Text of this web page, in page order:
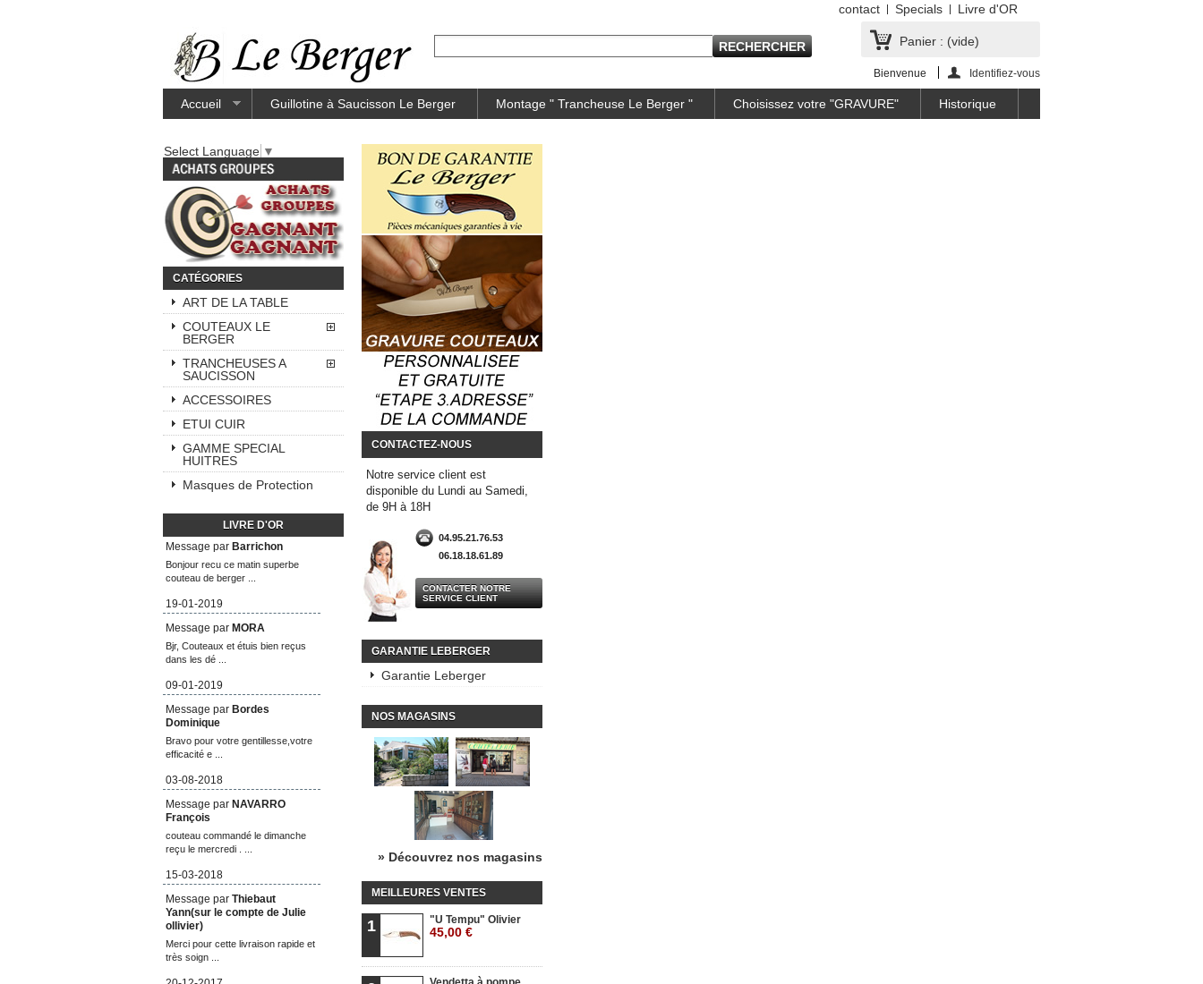
contact Specials Livre d'OR
Panier : (vide)
Bienvenue Identifiez-vous
Accueil Guillotine à Saucisson Le Berger Montage " Trancheuse Le Berger " Choisissez votre "GRAVURE" Historique
Select Language ▼
CATÉGORIES
ART DE LA TABLE
COUTEAUX LE
BERGER
TRANCHEUSES A
SAUCISSON
ACCESSOIRES
ETUI CUIR
GAMME SPECIAL
HUITRES
Masques de Protection
LIVRE D'OR
Message par Barrichon
Bonjour recu ce matin superbe
couteau de berger ...
19-01-2019
Message par MORA
Bjr, Couteaux et étuis bien reçus
dans les dé ...
09-01-2019
Message par Bordes
Dominique
Bravo pour votre gentillesse,votre
efficacité e ...
03-08-2018
Message par NAVARRO
François
couteau commandé le dimanche
reçu le mercredi . ...
15-03-2018
Message par Thiebaut
Yann(sur le compte de Julie
ollivier)
Merci pour cette livraison rapide et
très soign ...
CONTACTEZ-NOUS
Notre service client est
disponible du Lundi au Samedi,
de 9H à 18H
04.95.21.76.53
06.18.18.61.89
CONTACTER NOTRE
SERVICE CLIENT
GARANTIE LEBERGER
Garantie Leberger
NOS MAGASINS
» Découvrez nos magasins
MEILLEURES VENTES
1 "U Tempu" Olivier
45,00 €